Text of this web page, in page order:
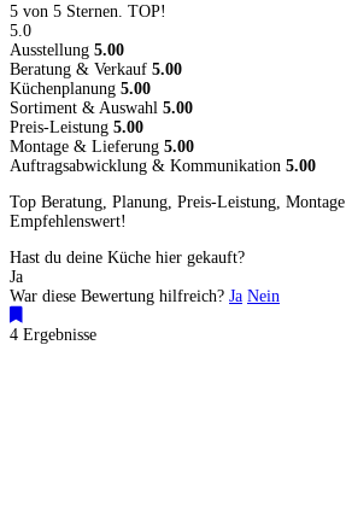
5 von 5 Sternen. TOP!
5.0
Ausstellung 5.00
Beratung & Verkauf 5.00
Küchenplanung 5.00
Sortiment & Auswahl 5.00
Preis-Leistung 5.00
Montage & Lieferung 5.00
Auftragsabwicklung & Kommunikation 5.00
Top Beratung, Planung, Preis-Leistung, Montage
Empfehlenswert!
Hast du deine Küche hier gekauft?
Ja
War diese Bewertung hilfreich? Ja Nein
4 Ergebnisse